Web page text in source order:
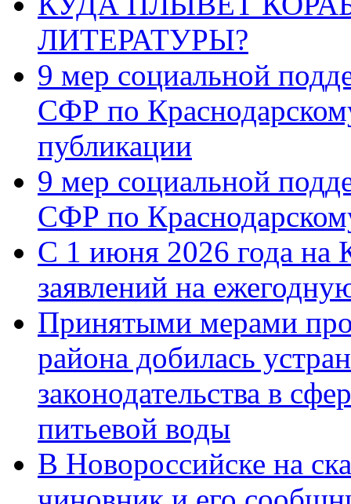
ЛИТЕРАТУРЫ?
9 мер социальной
СФР по
публикации
9 мер социальной
СФР по
С 1 июня 2026 года на
заявлений на
Принятыми мерами
района добилась
законодательства в
питьевой воды
В Новороссийске на